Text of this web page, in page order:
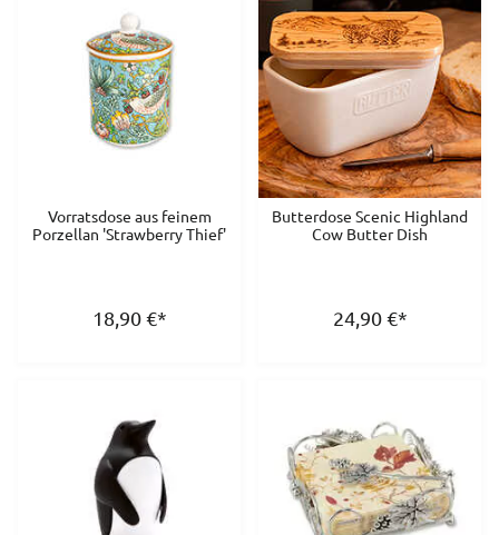
Vorratsdose aus feinem
Porzellan 'Strawberry Thief'
18,90€*
Butterdose Scenic Highland
Cow Butter Dish
24,90€*